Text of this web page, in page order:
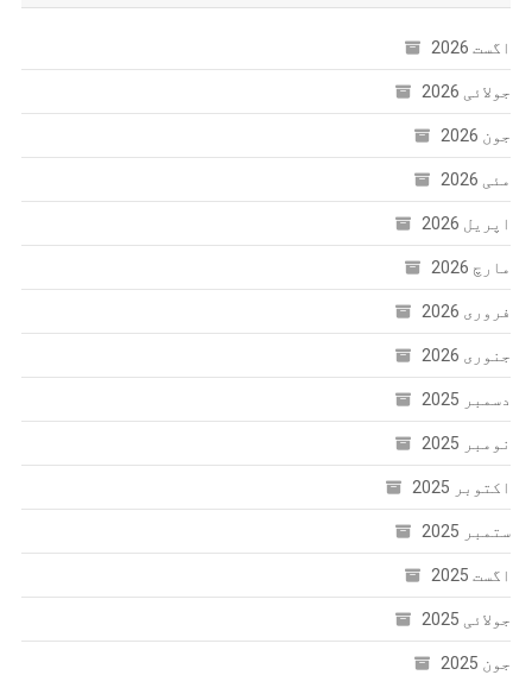
اگست 2026
جولائی 2026
جون 2026
مئی 2026
اپریل 2026
مارچ 2026
فروری 2026
جنوری 2026
دسمبر 2025
نومبر 2025
اکتوبر 2025
ستمبر 2025
اگست 2025
جولائی 2025
جون 2025